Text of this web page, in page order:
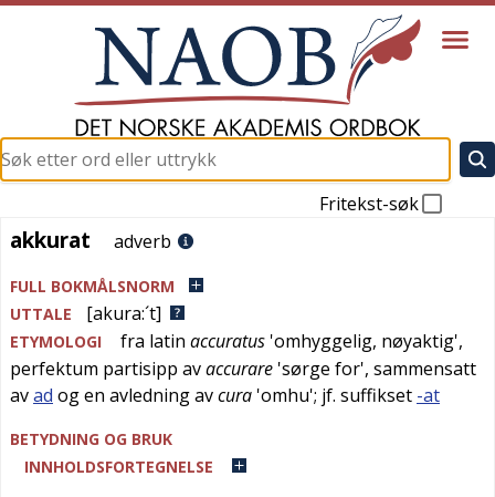
Fritekst-søk
akkurat
akkurat adverb
FULL BOKMÅLSNORM
UTTALE
[akura:´t]
ETYMOLOGI fra latin accuratus 'omhyggelig, nøyaktig',
perfektum partisipp avaccurare 'sørge for', sammensatt
avad og en avledning avcura 'omhu'; jf. suffikset -at
BETYDNING OG BRUK
INNHOLDSFORTEGNELSE